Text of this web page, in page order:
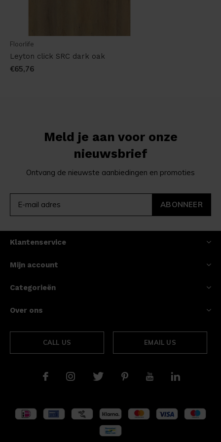
Floorlife
Leyton click SRC dark oak
€65,76
Meld je aan voor onze
nieuwsbrief
Ontvang de nieuwste aanbiedingen en promoties
ABONNEER
Klantenservice
Mijn account
Categorieën
Over ons
CALL US EMAIL US